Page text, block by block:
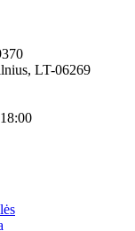
LT-06269